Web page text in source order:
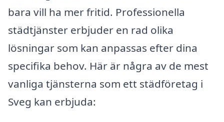
bara vill ha mer fritid. Professionella
städtjänster erbjuder en rad olika
lösningar som kan anpassas efter dina
specifika behov. Här är några av de mest
vanliga tjänsterna som ett städföretag i
Sveg kan erbjuda: